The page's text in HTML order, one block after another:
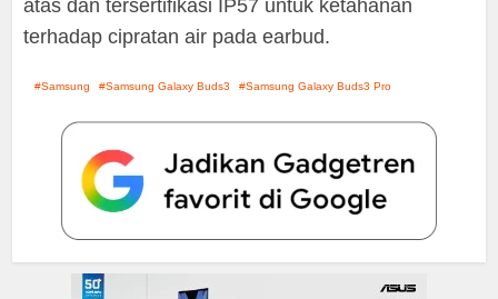
atas dan tersertifikasi IP57 untuk ketahanan
terhadap cipratan air pada earbud.
Samsung Samsung Galaxy Buds3 Samsung Galaxy Buds3 Pro